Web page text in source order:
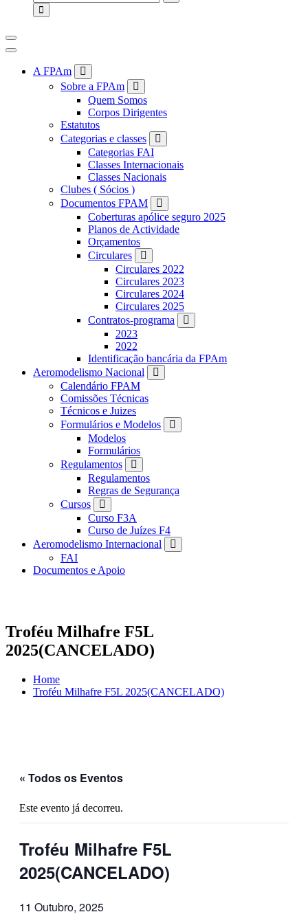
for:
A FPAm
Sobre a FPAm
Quem Somos
Corpos Dirigentes
Estatutos
Categorias e classes
Categorias FAI
Classes Internacionais
Classes Nacionais
Clubes ( Sócios )
Documentos FPAM
Coberturas apólice seguro 2025
Planos de Actividade
Orçamentos
Circulares
Circulares 2022
Circulares 2023
Circulares 2024
Circulares 2025
Contratos-programa
2023
2022
Identificação bancária da FPAm
Aeromodelismo Nacional
Calendário FPAM
Comissões Técnicas
Técnicos e Juizes
Formulários e Modelos
Modelos
Formulários
Regulamentos
Regulamentos
Regras de Segurança
Cursos
Curso F3A
Curso de Juízes F4
Aeromodelismo Internacional
FAI
Documentos e Apoio
Troféu Milhafre F5L
2025(CANCELADO)
Home
Troféu Milhafre F5L 2025(CANCELADO)
« Todos os Eventos
Este evento já decorreu.
Troféu Milhafre F5L
2025(CANCELADO)
11 Outubro, 2025